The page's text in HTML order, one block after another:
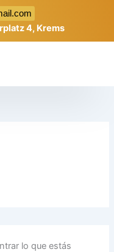
4, Krems
lo que estás